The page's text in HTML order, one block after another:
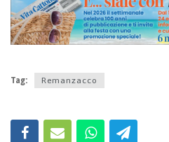
Tag: Remanzacco